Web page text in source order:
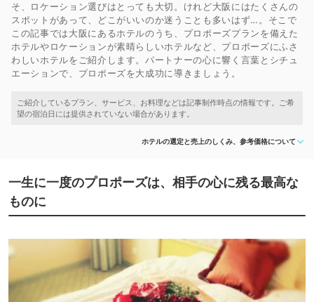
そ、ロケーション選びはとっても大切。けれど大阪にはたくさんの
スポットがあって、どこがいいのか迷うことも多いはず…。そこで
この記事では大阪にあるホテルのうち、プロポーズプランを備えた
ホテルやロケーションが素晴らしいホテルなど、プロポーズにふさ
わしいホテルをご紹介します。パートナーの心に響く言葉とシチュ
エーションで、プロポーズを大成功に導きましょう。
ホテルの選定と売上のしくみ、参考価格について
一生に一度のプロポーズは、相手の心に残る最高な
ものに